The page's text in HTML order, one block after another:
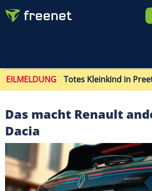
EILMELDUNG Totes Kleinkind in
Das macht Renault
Dacia